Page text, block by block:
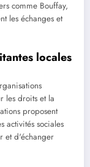
comme Bouffay,
les échanges et
locales
les droits et la
proposent
activités sociales
et d'échanger